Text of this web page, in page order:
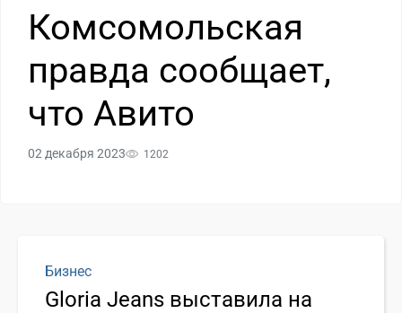
Комсомольская
правда сообщает,
что Авито
02 декабря 2023 1202
Бизнес
Gloria Jeans выставила на